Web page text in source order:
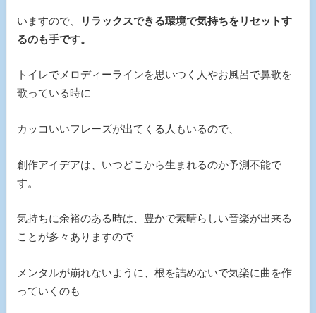
いますので、
リラックスできる環境で気持ちをリセットす
るのも手です。
トイレでメロディーラインを思いつく人やお風呂で鼻歌を
歌っている時に
カッコいいフレーズが出てくる人もいるので、
創作アイデアは、いつどこから生まれるのか予測不能で
す。
気持ちに余裕のある時は、豊かで素晴らしい音楽が出来る
ことが多々ありますので
メンタルが崩れないように、根を詰めないで気楽に曲を作
っていくのも